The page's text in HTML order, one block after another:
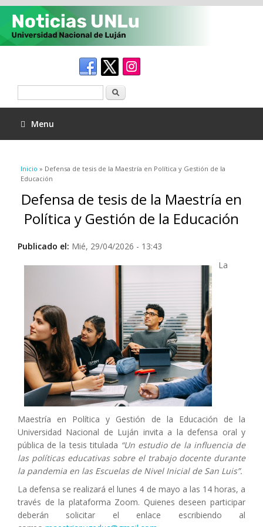
Menu
Se encuentra usted aquí
Inicio » Defensa de tesis de la Maestría en Política y Gestión de la
Educación
Defensa de tesis de la Maestría en
Política y Gestión de la Educación
Publicado el: Mié, 29/04/2026 - 13:43
La
Maestría en Política y Gestión de la Educación de la
Universidad Nacional de Luján invita a la defensa oral y
pública de la tesis titulada “Un estudio de la influencia de
las políticas educativas sobre el trabajo docente durante
la pandemia en las Escuelas de Nivel Inicial de San Luis”.
La defensa se realizará el lunes 4 de mayo a las 14 horas, a
través de la plataforma Zoom. Quienes deseen participar
deberán solicitar el enlace escribiendo al